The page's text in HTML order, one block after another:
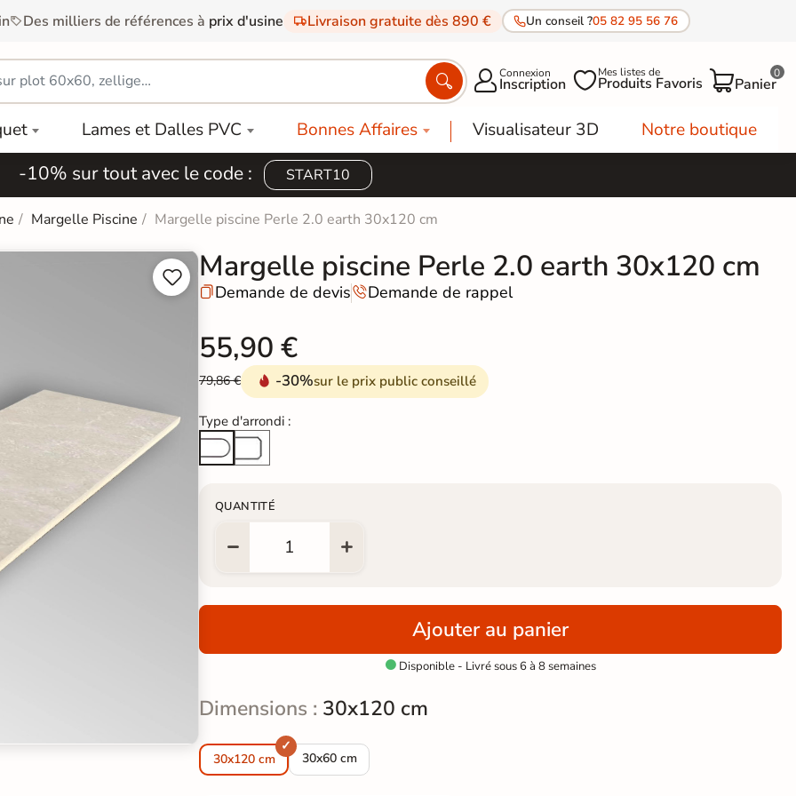
Des milliers de références à prix d'usine Livraison gratuite dès 890 € Un conseil ?05 82 95 56 76
 Connexion
Inscription Mes listes de
Produits Favoris Panier
0
Lames et Dalles PVC Bonnes Affaires Visualisateur 3D Notre boutique
-10% sur tout avec le code : START10
Margelle Piscine Margelle piscine Perle 2.0 earth 30x120 cm

 Margelle piscine Perle 2.0 earth 30x120 cm
Demande de devisDemande de rappel
55,90 €
79,86 € -30%sur le prix public conseillé
Type d'arrondi :
Arrondi total
QUANTITÉ
Ajouter au panier
 Disponible - Livré sous 6 à 8 semaines
Dimensions : 30x120 cm
30x120 cm 30x60 cm
Margelle piscine Perle 2.0 earth 30x60 cm